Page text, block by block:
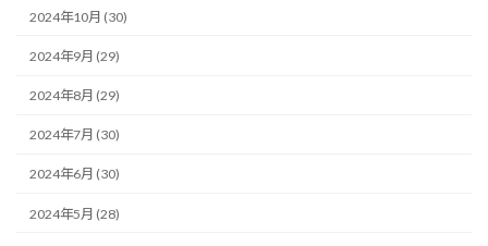
2024年10月 (30)
2024年9月 (29)
2024年8月 (29)
2024年7月 (30)
2024年6月 (30)
2024年5月 (28)